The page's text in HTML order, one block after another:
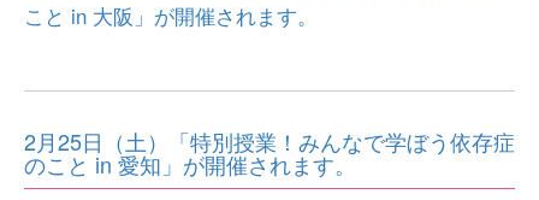
こと in 大阪」が開催されます。
2月25日（土）「特別授業！みんなで学ぼう依存症
のこと in 愛知」が開催されます。